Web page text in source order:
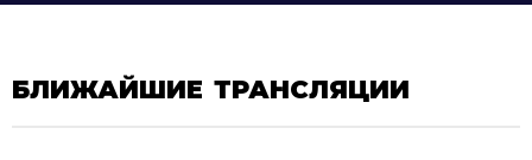
БЛИЖАЙШИЕ ТРАНСЛЯЦИИ